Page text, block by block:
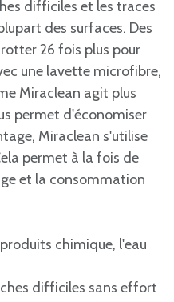
difficiles et les traces
des surfaces. Des
26 fois plus pour
une lavette microfibre,
Miraclean agit plus
permet d'économiser
Miraclean s'utilise
permet à la fois de
et la consommation
chimique, l'eau
difficiles sans effort